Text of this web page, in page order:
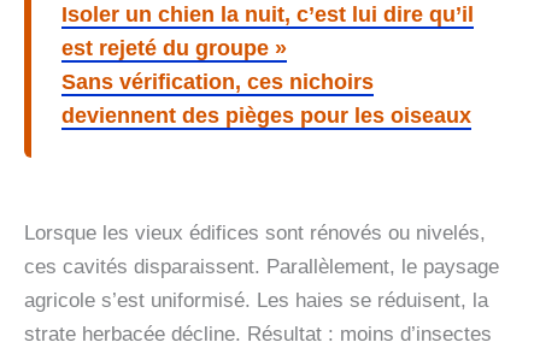
Isoler un chien la nuit, c’est lui dire qu’il
est rejeté du groupe »
Sans vérification, ces nichoirs
deviennent des pièges pour les oiseaux
Lorsque les vieux édifices sont rénovés ou nivelés,
ces cavités disparaissent. Parallèlement, le paysage
agricole s’est uniformisé. Les haies se réduisent, la
strate herbacée décline. Résultat : moins d’insectes